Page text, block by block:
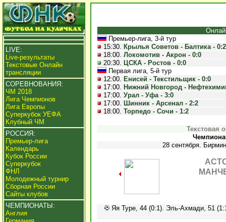
LIVE:
Live-результаты
Текстовые Онлайн
трансляции
СОРЕВНОВАНИЯ:
ЧМ 2018
Лига Чемпионов
Лига Европы
Суперкубок УЕФА
Клубный ЧМ
РОССИЯ:
Премьер-лига
Календарь
Кубок России
Суперкубок
ФНЛ
Молодежный турнир
Сборная России
Сайты клубов
ЧЕМПИОНАТЫ:
Англия
Премьер-лига, 3-й тур
15:30. Крылья Советов - Балтика - 0:2
18:00. Локомотив - Акрон - 0:0
20:30. ЦСКА - Ростов - 0:0
Первая лига, 5-й тур
12:00. Енисей - Текстильщик - 0:0
17:00. Нижний Новгород -
17:00. Урал - Уфа - 3:0
17:00. Шинник - Арсенал - 2:2
18:00. Торпедо - Сочи - 1:2
Текстовая
28 сентября.
Яя Туре, 44 (0:1). Эль-Ахмади, 51